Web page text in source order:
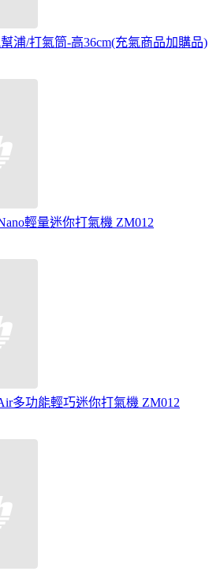
浦/打氣筒-高36cm(充氣商品加購品)
輕量迷你打氣機 ZM012
多功能輕巧迷你打氣機 ZM012